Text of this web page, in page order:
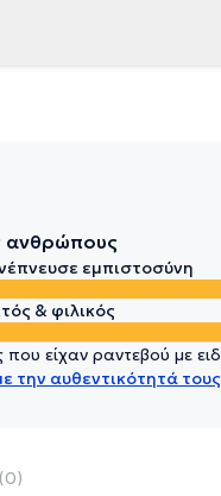
ανθρώπους
εμπιστοσύνη
& φιλικός
είχαν ραντεβού με
την αυθεντικότητά τους